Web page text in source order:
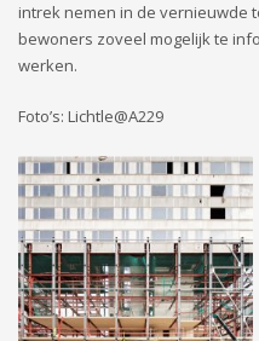
intrek nemen in de vernieuwde
bewoners zoveel mogelijk te
werken.
Foto’s: Lichtle@A229